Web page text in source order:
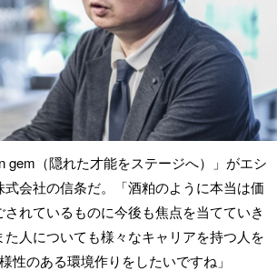
gem（隠れた才能をステージへ）」がエシ
式会社の信条だ。「酒粕のように本当は価
れているものに今後も焦点を当てていき
人についても様々なキャリアを持つ人を
性のある環境作りをしたいですね」